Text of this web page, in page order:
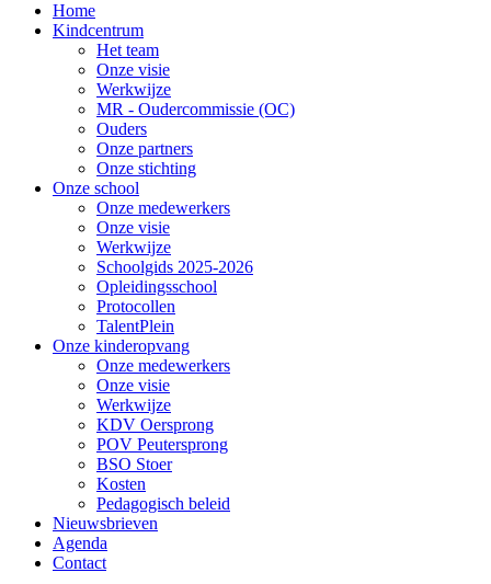
Home
Kindcentrum
Het team
Onze visie
Werkwijze
MR - Oudercommissie (OC)
Ouders
Onze partners
Onze stichting
Onze school
Onze medewerkers
Onze visie
Werkwijze
Schoolgids 2025-2026
Opleidingsschool
Protocollen
TalentPlein
Onze kinderopvang
Onze medewerkers
Onze visie
Werkwijze
KDV Oersprong
POV Peutersprong
BSO Stoer
Kosten
Pedagogisch beleid
Nieuwsbrieven
Agenda
Contact